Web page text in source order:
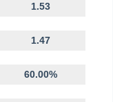
1.53
1.47
60.00%